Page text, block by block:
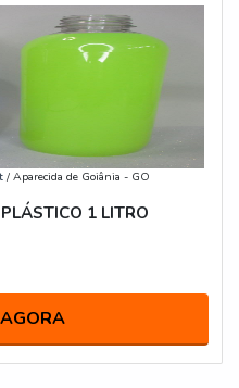
/ Aparecida de Goiânia - GO
1 LITRO